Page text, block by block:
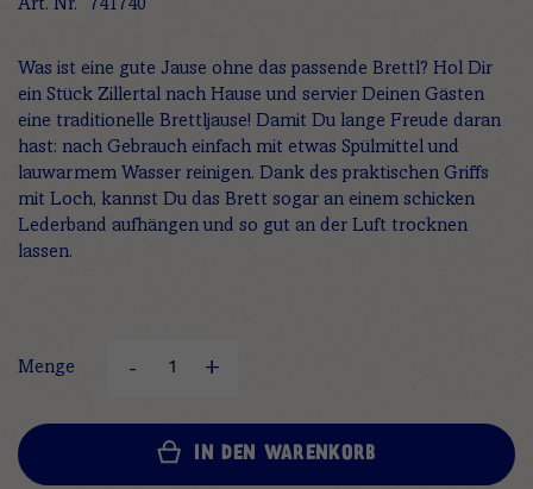
Art. Nr.
741740
Was ist eine gute Jause ohne das passende Brettl? Hol Dir
ein Stück Zillertal nach Hause und servier Deinen Gästen
eine traditionelle Brettljause! Damit Du lange Freude daran
hast: nach Gebrauch einfach mit etwas Spülmittel und
lauwarmem Wasser reinigen. Dank des praktischen Griffs
mit Loch, kannst Du das Brett sogar an einem schicken
Lederband aufhängen und so gut an der Luft trocknen
lassen.
Menge
IN DEN WARENKORB